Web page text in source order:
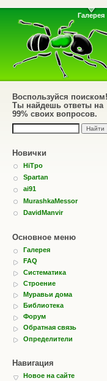
Галерея
Воспользуйся поиском!
Ты найдешь ответы на
99% своих вопросов.
Новички
HiTpo
Spartan
ai91
MurashkaMessor
DavidManvir
Основное меню
Галерея
FAQ
Систематика
Строение
Муравьи дома
Библиотека
Форум
Обратная связь
Определители
Навигация
Новое на сайте